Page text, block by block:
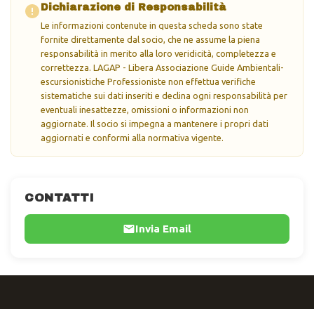
CONTATTI
Invia Email
Dichiarazione di Responsabilità
Le informazioni contenute in questa scheda sono state
fornite direttamente dal socio, che ne assume la piena
responsabilità in merito alla loro veridicità, completezza e
correttezza. LAGAP - Libera Associazione Guide Ambientali-
escursionistiche Professioniste non effettua verifiche
sistematiche sui dati inseriti e declina ogni responsabilità per
eventuali inesattezze, omissioni o informazioni non
aggiornate. Il socio si impegna a mantenere i propri dati
aggiornati e conformi alla normativa vigente.